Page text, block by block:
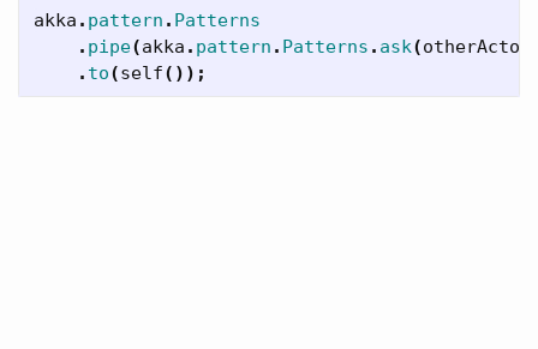
akka . pattern . Patterns
. pipe(akka . pattern . Patterns . ask(otherActor
. to(self());